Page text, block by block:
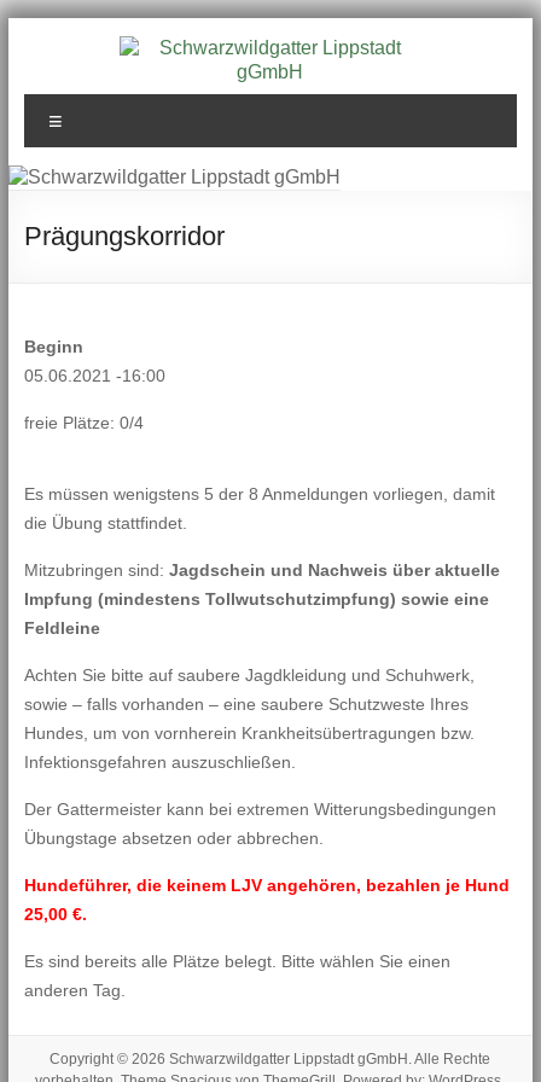
Schwarzwildgatter
Lippstadt gGmbH
Prägungskorridor
Beginn
05.06.2021 -16:00
freie Plätze: 0/4
Es müssen wenigstens 5 der 8 Anmeldungen vorliegen, damit
die Übung stattfindet.
Mitzubringen sind: Jagdschein und Nachweis über aktuelle
Impfung (mindestens Tollwutschutzimpfung) sowie eine
Feldleine
Achten Sie bitte auf saubere Jagdkleidung und Schuhwerk,
sowie – falls vorhanden – eine saubere Schutzweste Ihres
Hundes, um von vornherein Krankheitsübertragungen bzw.
Infektionsgefahren auszuschließen.
Der Gattermeister kann bei extremen Witterungsbedingungen
Übungstage absetzen oder abbrechen.
Hundeführer, die keinem LJV angehören, bezahlen je Hund
25,00 €.
Es sind bereits alle Plätze belegt. Bitte wählen Sie einen
anderen Tag.
Copyright © 2026Schwarzwildgatter Lippstadt gGmbH . Alle Rechte